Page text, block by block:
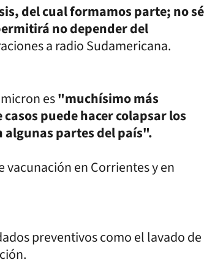
del cual formamos parte; no sé
no depender del
a radio Sudamericana.
es"muchísimo más
puede hacer colapsar los
algunas partes del país".
vacunación en Corrientes y en
preventivos como el lavado de